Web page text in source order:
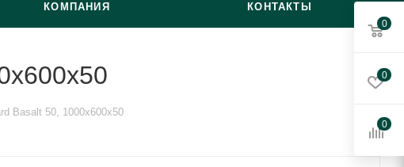
КОМПАНИЯ КОНТАКТЫ
Basalt 50, 1000х600х50
0
0
0